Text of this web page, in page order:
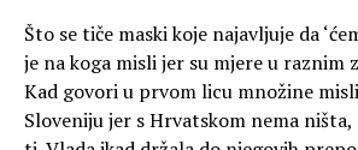
Što se tiče maski koje najavljuje da
je na koga misli jer su mjere u raznim
Kad govori u prvom licu množine
Sloveniju jer s Hrvatskom nema